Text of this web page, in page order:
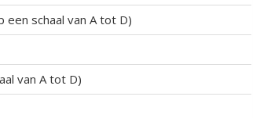
een schaal van A tot D)
van A tot D)